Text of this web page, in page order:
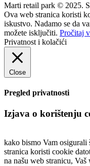
Marti retail park © 2025.
Ova web stranica koristi
iskustvo. Nadamo se da
možete isključiti. Pročitaj
Privatnost i kolačići
Close
Pregled privatnosti
Izjava o korištenju
kako bismo Vam
stranica koristi cookie
na našu web stranicu,